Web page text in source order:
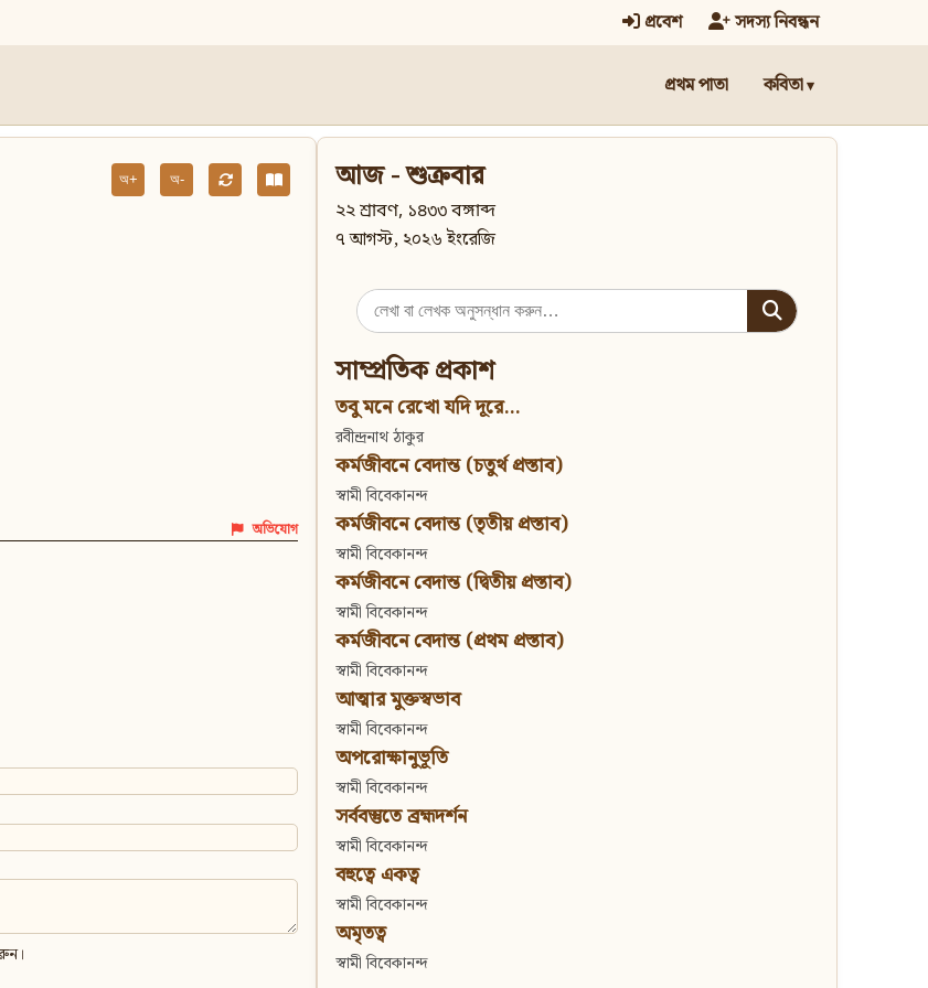
প্রবেশ সদস্য নিবন্ধন
প্রথম পাতা কবিতা
অ+ অ-
অভিযোগ
আজ - শুক্রবার
২২ শ্রাবণ, ১৪৩৩ বঙ্গাব্দ
৭ আগস্ট, ২০২৬ ইংরেজি
Search
for:
সাম্প্রতিক প্রকাশ
তবু মনে রেখো যদি দূরে...
রবীন্দ্রনাথ ঠাকুর
কর্মজীবনে বেদান্ত (চতুর্থ প্রস্তাব)
স্বামী বিবেকানন্দ
কর্মজীবনে বেদান্ত (তৃতীয় প্রস্তাব)
স্বামী বিবেকানন্দ
কর্মজীবনে বেদান্ত (দ্বিতীয় প্রস্তাব)
স্বামী বিবেকানন্দ
কর্মজীবনে বেদান্ত (প্রথম প্রস্তাব)
স্বামী বিবেকানন্দ
আত্মার মুক্তস্বভাব
স্বামী বিবেকানন্দ
অপরোক্ষানুভূতি
স্বামী বিবেকানন্দ
সর্ববস্তুতে ব্রহ্মদর্শন
স্বামী বিবেকানন্দ
বহুত্বে একত্ব
স্বামী বিবেকানন্দ
অমৃতত্ব
স্বামী বিবেকানন্দ